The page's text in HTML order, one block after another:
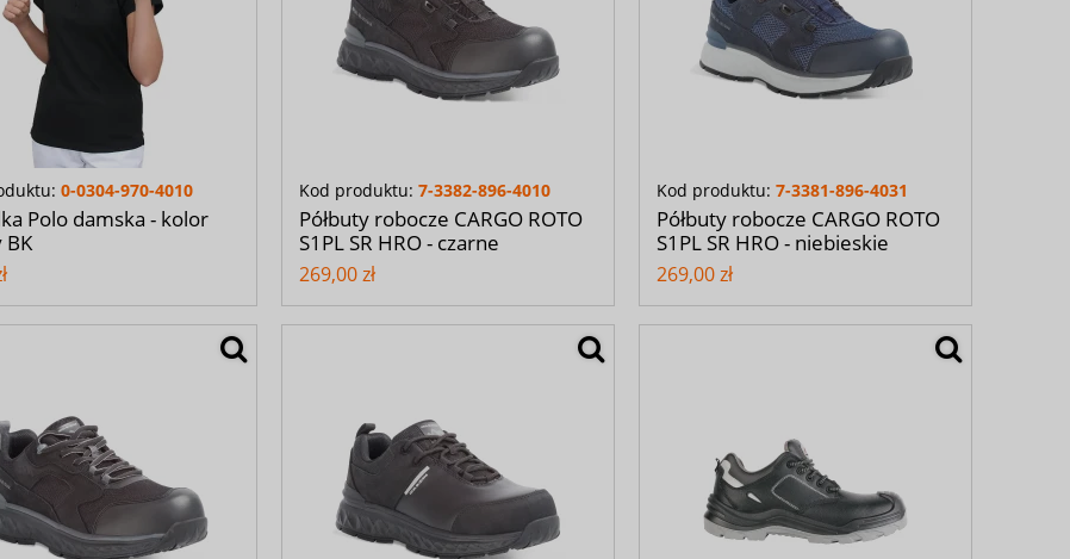
0-0304-970-4010
Polo damska - kolor
BK
Kod produktu: 7-3382-896-4010
Półbuty robocze CARGO ROTO
S1PL SR HRO - czarne
269,00 zł
Kod produktu: 7-3381-896-4031
Półbuty robocze CARGO ROTO
S1PL SR HRO - niebieskie
269,00 zł